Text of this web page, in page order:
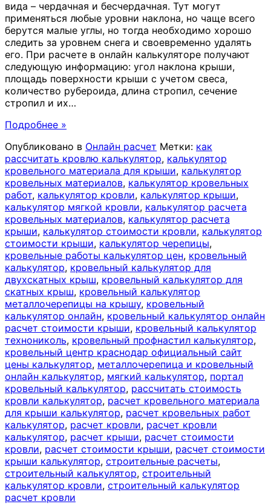
вида – чердачная и бесчердачная. Тут могут
применяться любые уровни наклона, но чаще всего
берутся малые углы, но тогда необходимо хорошо
следить за уровнем снега и своевременно удалять
его. При расчете в онлайн калькуляторе получают
следующую информацию: угол наклона крыши,
площадь поверхности крыши с учетом свеса,
количество рубероида, длина стропил, сечение
стропил и их…
Подробнее »
Опубликовано в Онлайн расчет Метки: как
рассчитать кровлю калькулятор, калькулятор
кровельного материала для крыши, калькулятор
кровельных материалов, калькулятор кровельных
работ, калькулятор кровли, калькулятор крыши,
калькулятор мягкой кровли, калькулятор расчета
кровельных материалов, калькулятор расчета
крыши, калькулятор стоимости кровли, калькулятор
стоимости крыши, калькулятор черепицы,
кровельные работы калькулятор цен, кровельный
калькулятор, кровельный калькулятор для
двухскатных крыш, кровельный калькулятор для
скатных крыш, кровельный калькулятор
металлочерепицы на крышу, кровельный
калькулятор онлайн, кровельный калькулятор онлайн
расчет стоимости крыши, кровельный калькулятор
технониколь, кровельный профнастил калькулятор,
кровельный центр краснодар официальный сайт
цены калькулятор, металлочерепица и кровельный
онлайн калькулятор, мягкий калькулятор, портал
кровельный калькулятор, рассчитать стоимость
кровли калькулятор, расчет кровельного материала
для крыши калькулятор, расчет кровельных работ
калькулятор, расчет кровли, расчет кровли
калькулятор, расчет крыши, расчет стоимости
кровли, расчет стоимости крыши, расчет стоимости
крыши калькулятор, строительные расчеты,
строительный калькулятор, строительный
калькулятор кровли, строительный калькулятор
расчет кровли